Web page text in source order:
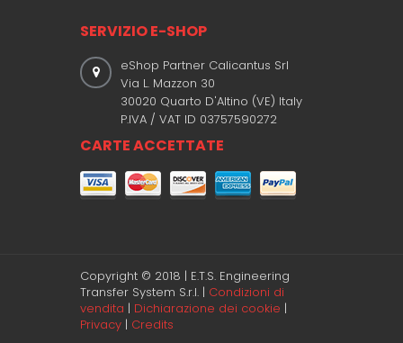
SERVIZIO E-SHOP
eShop Partner Calicantus Srl
Via L. Mazzon 30
30020 Quarto D'Altino (VE) Italy
P.IVA / VAT ID 03757590272
CARTE ACCETTATE
Copyright © 2018 | E.T.S. Engineering
Transfer System S.r.l. | Condizioni di
vendita | Dichiarazione dei cookie |
Privacy | Credits